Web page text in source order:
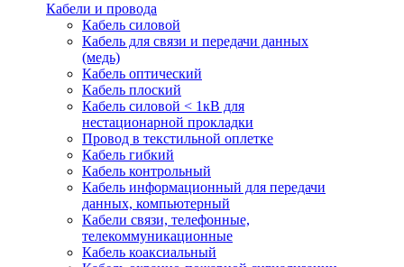
Кабели и провода
Кабель силовой
Кабель для связи и передачи данных
(медь)
Кабель оптический
Кабель плоский
Кабель силовой < 1кВ для
нестационарной прокладки
Провод в текстильной оплетке
Кабель гибкий
Кабель контрольный
Кабель информационный для передачи
данных, компьютерный
Кабели связи, телефонные,
телекоммуникационные
Кабель коаксиальный